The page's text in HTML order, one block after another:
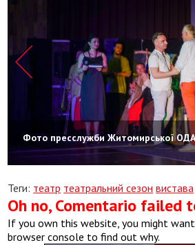
Фото пресслужби Житомирської ОДА
Теги: театр театральний сезон вистава
Oh no, Comentario failed
If you own this website, you might
browser console to find out why.